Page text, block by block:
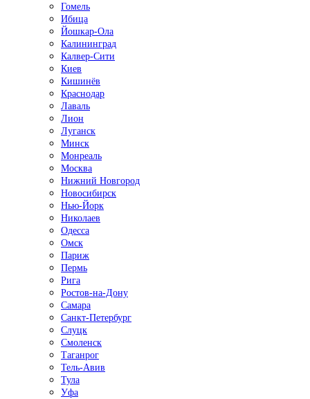
Гомель
Ибица
Йошкар-Ола
Калининград
Калвер-Сити
Киев
Кишинёв
Краснодар
Лаваль
Лион
Луганск
Минск
Монреаль
Москва
Нижний Новгород
Новосибирск
Нью-Йорк
Николаев
Одесса
Омск
Париж
Пермь
Рига
Ростов-на-Дону
Самара
Санкт-Петербург
Слуцк
Смоленск
Таганрог
Тель-Авив
Тула
Уфа